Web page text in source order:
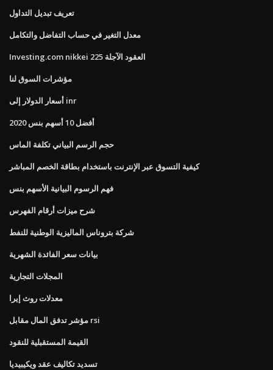
تعريف تبديل التداول
معدل التغير في حساب التفاضل والتكامل
Investing.com nikkei 225 العقود الآجلة
مؤشرات السوق لنا
أسعار الدولار إلى inr
أفضل 10 أسهم بنس 2020
حجم الرسم البياني تكلفة الماس
كيفية التسوق عبر الإنترنت باستخدام بطاقة الخصم المباشر
فهم الرسوم البيانية الأسهم بنس
شرح ميزات أرقام الفهرس
شركة بتروناس الماليزية الوطنية للنفط
بيانات سعر الفائدة الشهرية
المجلات التجارية
معدلات روث إيرا
مؤشر تدفق المال مقابل rsi
القيمة المستقبلية للنقود
تسديد تكاليف عقد ويكيبيديا